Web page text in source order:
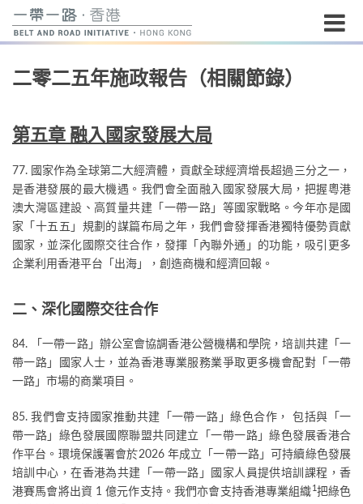
始
容
二零二五年施政報告（相關節錄）
第五章 融入國家發展大局
77. 國家作為全球第二大經濟體，貢獻全球經濟增長超過三分之一，
是香港發展的最大機遇。我們會全面融入國家發展大局，把握粵港
澳大灣區建設、高質量共建「一帶一路」等國家戰略。今年亦是國
家「十五五」規劃的謀篇布局之年，我們會發揮香港獨特優勢貢獻
國家，並深化國際交往合作，發揮「內聯外通」的功能，吸引更多
企業利用香港平台「出海」，創造商機和經濟回報。
二、深化國際交往合作
84. 「一帶一路」辦公室會協調香港公營機構和學院，培訓共建「一
帶一路」國家人士，並為香港專業服務業爭取更多機會配對「一帶
一路」市場的商業項目。
85. 我們會支持國家推動共建「一帶一路」綠色合作， 包括與「一
帶一路」綠色發展國際聯盟共同建立「一帶一路」綠色發展香港合
作平台。環境保護署會於2026 年成立「一帶一路」可持續綠色發展
培訓中心，在香港為共建「一帶一路」國家人員提供培訓課程，香
港賽馬會將出資 1 億元作支持。我們亦會支持香港專業組織 1 把綠色